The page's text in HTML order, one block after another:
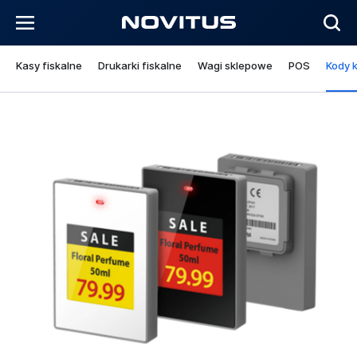
Kasy fiskalne Drukarki fiskalne Wagi sklepowe POS Kody